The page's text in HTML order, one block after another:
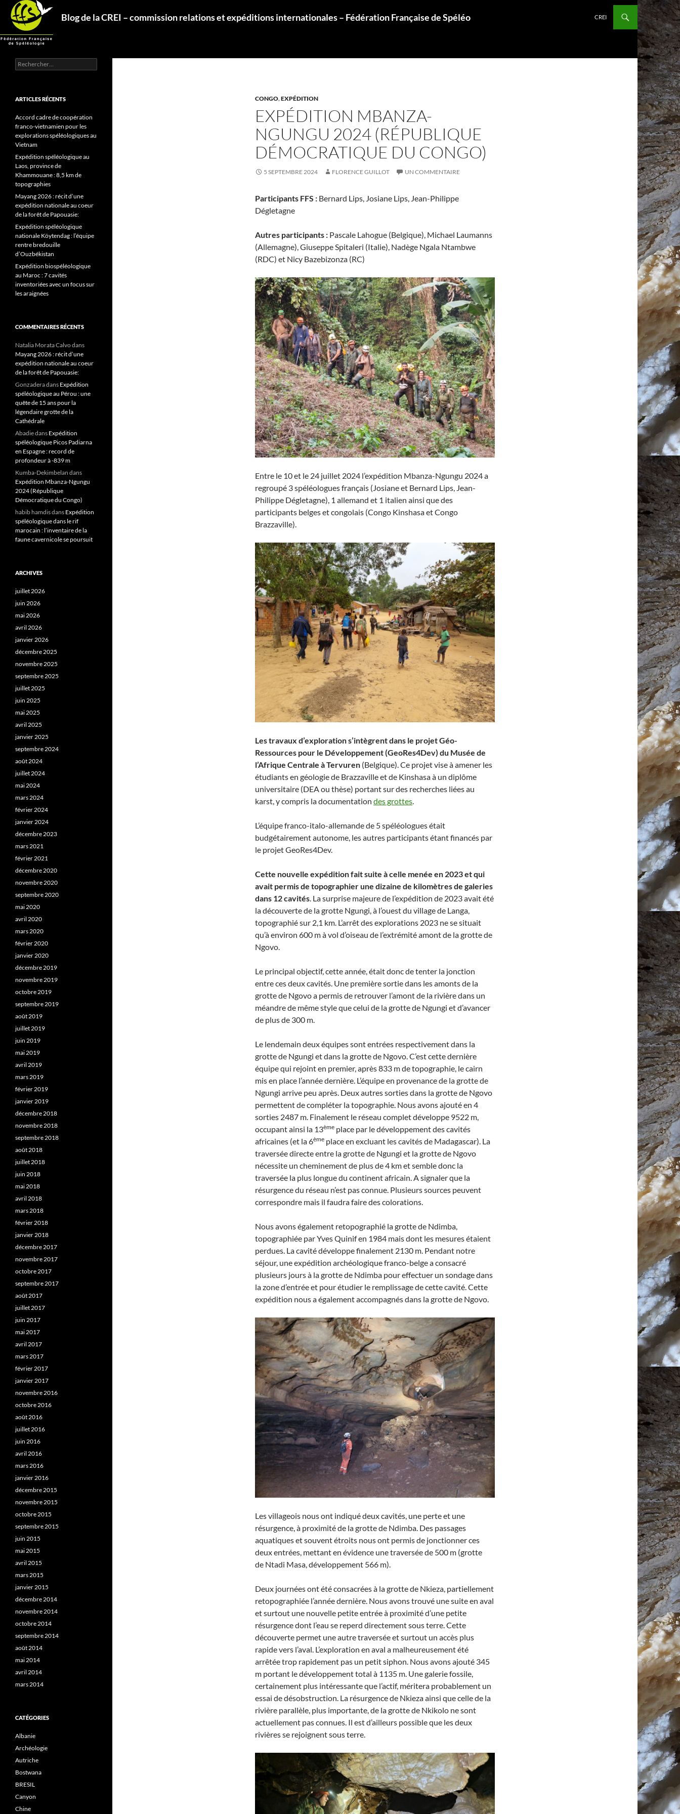
Aller
contenu
Blog de la CREI – commission relations et expéditions internationales – Fédération Française de Spéléo
Recherche
CREI
CONGO,EXPÉDITION
EXPÉDITION MBANZA-
NGUNGU 2024 (RÉPUBLIQUE
DÉMOCRATIQUE DU CONGO)
5 SEPTEMBRE 2024 FLORENCE GUILLOT UN COMMENTAIRE
Participants FFS : Bernard Lips, Josiane Lips, Jean-Philippe
Dégletagne
Autres participants : Pascale Lahogue (Belgique), Michael Laumanns
(Allemagne), Giuseppe Spitaleri (Italie), Nadège Ngala Ntambwe
(RDC) et Nicy Bazebizonza (RC)
Entre le 10 et le 24 juillet 2024 l’expédition Mbanza-Ngungu 2024 a
regroupé 3 spéléologues français (Josiane et Bernard Lips, Jean-
Philippe Dégletagne), 1 allemand et 1 italien ainsi que des
participants belges et congolais (Congo Kinshasa et Congo
Brazzaville).
Les travaux d’exploration s’intègrent dans le projet Géo-
Ressources pour le Développement (GeoRes4Dev) du Musée de
l’Afrique Centrale à Tervuren (Belgique). Ce projet vise à amener les
étudiants en géologie de Brazzaville et de Kinshasa à un diplôme
universitaire (DEA ou thèse) portant sur des recherches liées au
karst, y compris la documentation des grottes.
L’équipe franco-italo-allemande de 5 spéléologues était
budgétairement autonome, les autres participants étant financés par
le projet GeoRes4Dev.
Cette nouvelle expédition fait suite à celle menée en 2023 et qui
avait permis de topographier une dizaine de kilomètres de galeries
dans 12 cavités. La surprise majeure de l’expédition de 2023 avait été
la découverte de la grotte Ngungi, à l’ouest du village de Langa,
topographié sur 2,1 km. L’arrêt des explorations 2023 ne se situait
qu’à environ 600 m à vol d’oiseau de l’extrémité amont de la grotte de
Ngovo.
Le principal objectif, cette année, était donc de tenter la jonction
entre ces deux cavités. Une première sortie dans les amonts de la
grotte de Ngovo a permis de retrouver l’amont de la rivière dans un
méandre de même style que celui de la grotte de Ngungi et d’avancer
de plus de 300 m.
Le lendemain deux équipes sont entrées respectivement dans la
grotte de Ngungi et dans la grotte de Ngovo. C’est cette dernière
équipe qui rejoint en premier, après 833 m de topographie, le cairn
mis en place l’année dernière. L’équipe en provenance de la grotte de
Ngungi arrive peu après. Deux autres sorties dans la grotte de Ngovo
permettent de compléter la topographie. Nous avons ajouté en 4
sorties 2487 m. Finalement le réseau complet développe 9522 m,
occupant ainsi la 13ème place par le développement des cavités
africaines (et la 6ème place en excluant les cavités de Madagascar). La
traversée directe entre la grotte de Ngungi et la grotte de Ngovo
nécessite un cheminement de plus de 4 km et semble donc la
traversée la plus longue du continent africain. A signaler que la
résurgence du réseau n’est pas connue. Plusieurs sources peuvent
correspondre mais il faudra faire des colorations.
Nous avons également retopographié la grotte de Ndimba,
topographiée par Yves Quinif en 1984 mais dont les mesures étaient
perdues. La cavité développe finalement 2130 m. Pendant notre
séjour, une expédition archéologique franco-belge a consacré
plusieurs jours à la grotte de Ndimba pour effectuer un sondage dans
la zone d’entrée et pour étudier le remplissage de cette cavité. Cette
expédition nous a également accompagnés dans la grotte de Ngovo.
Les villageois nous ont indiqué deux cavités, une perte et une
résurgence, à proximité de la grotte de Ndimba. Des passages
aquatiques et souvent étroits nous ont permis de jonctionner ces
deux entrées, mettant en évidence une traversée de 500 m (grotte
de Ntadi Masa, développement 566 m).
Deux journées ont été consacrées à la grotte de Nkieza, partiellement
retopographiée l’année dernière. Nous avons trouvé une suite en aval
et surtout une nouvelle petite entrée à proximité d’une petite
résurgence dont l’eau se reperd directement sous terre. Cette
découverte permet une autre traversée et surtout un accès plus
rapide vers l’aval. L’exploration en aval a malheureusement été
arrêtée trop rapidement pas un petit siphon. Nous avons ajouté 345
m portant le développement total à 1135 m. Une galerie fossile,
certainement plus intéressante que l’actif, méritera probablement un
essai de désobstruction. La résurgence de Nkieza ainsi que celle de la
rivière parallèle, plus importante, de la grotte de Nkikolo ne sont
actuellement pas connues. Il est d’ailleurs possible que les deux
rivières se rejoignent sous terre.
Rechercher :
ARTICLES RÉCENTS
Accord cadre de coopération
franco-vietnamien pour les
explorations spéléologiques au
Vietnam
Expédition spéléologique au
Laos, province de
Khammouane : 8,5 km de
topographies
Mayang 2026 : récit d’une
expédition nationale au coeur
de la forêt de Papouasie:
Expédition spéléologique
nationale Köytendag : l’équipe
rentre bredouille
d’Ouzbékistan
Expédition biospéléologique
au Maroc : 7 cavités
inventoriées avec un focus sur
les araignées
COMMENTAIRES RÉCENTS
Natalia Morata Calvodans
Mayang 2026 : récit d’une
expédition nationale au coeur
de la forêt de Papouasie:
Gonzaderadans Expédition
spéléologique au Pérou : une
quête de 15 ans pour la
légendaire grotte de la
Cathédrale
Abadiedans Expédition
spéléologique Picos Padiarna
en Espagne : record de
profondeur à -839 m
Kumba-Dekimbelan dans
Expédition Mbanza-Ngungu
2024 (République
Démocratique du Congo)
habib hamdisdans Expédition
spéléologique dans le rif
marocain : l’inventaire de la
faune cavernicole se poursuit
ARCHIVES
juillet 2026
juin 2026
mai 2026
avril 2026
janvier 2026
décembre 2025
novembre 2025
septembre 2025
juillet 2025
juin 2025
mai 2025
avril 2025
janvier 2025
septembre 2024
août 2024
juillet 2024
mai 2024
mars 2024
février 2024
janvier 2024
décembre 2023
mars 2021
février 2021
décembre 2020
novembre 2020
septembre 2020
mai 2020
avril 2020
mars 2020
février 2020
janvier 2020
décembre 2019
novembre 2019
octobre 2019
septembre 2019
août 2019
juillet 2019
juin 2019
mai 2019
avril 2019
mars 2019
février 2019
janvier 2019
décembre 2018
novembre 2018
septembre 2018
août 2018
juillet 2018
juin 2018
mai 2018
avril 2018
mars 2018
février 2018
janvier 2018
décembre 2017
novembre 2017
octobre 2017
septembre 2017
août 2017
juillet 2017
juin 2017
mai 2017
avril 2017
mars 2017
février 2017
janvier 2017
novembre 2016
octobre 2016
août 2016
juillet 2016
juin 2016
avril 2016
mars 2016
janvier 2016
décembre 2015
novembre 2015
octobre 2015
septembre 2015
juin 2015
mai 2015
avril 2015
mars 2015
janvier 2015
décembre 2014
novembre 2014
octobre 2014
septembre 2014
août 2014
mai 2014
avril 2014
mars 2014
CATÉGORIES
Albanie
Archéologie
Autriche
Bostwana
BRESIL
Canyon
Chine